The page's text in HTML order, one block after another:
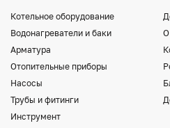
Котельное оборудование
Водонагреватели и баки
Арматура
Отопительные приборы
Насосы
Трубы и фитинги
Инструмент
О